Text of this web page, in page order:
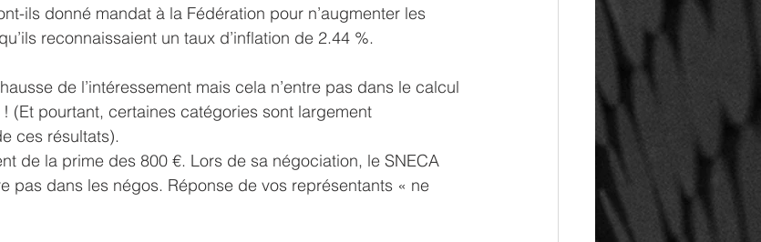
ils donné mandat à la Fédération pour n’augmenter les
reconnaissaient un taux d’inflation de 2.44 %.
de l’intéressement mais cela n’entre pas dans le calcul
(Et pourtant, certaines catégories sont largement
ces résultats).
de la prime des 800 €. Lors de sa négociation, le SNECA
pas dans les négos. Réponse de vos représentants « ne